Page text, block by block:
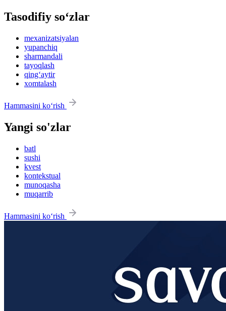
Tasodifiy so‘zlar
mexanizatsiyalan
yupanchiq
sharmandali
tayoqlash
qing‘aytir
xomtalash
Hammasini ko‘rish
Yangi so'zlar
batl
sushi
kvest
kontekstual
munoqasha
muqarrib
Hammasini ko‘rish